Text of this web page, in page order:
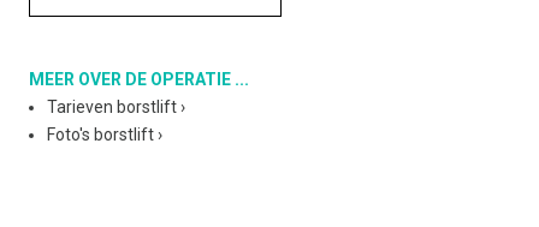
MEER OVER DE OPERATIE ...
Tarieven borstlift›
Foto's borstlift›